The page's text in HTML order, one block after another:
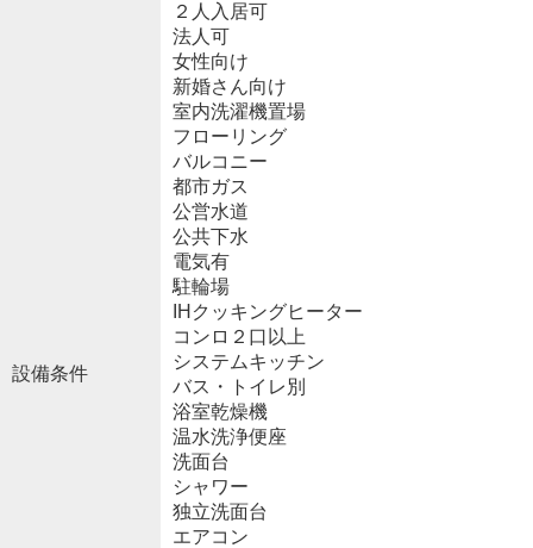
設備条件
２人入居可
法人可
女性向け
新婚さん向け
室内洗濯機置場
フローリング
バルコニー
都市ガス
公営水道
公共下水
電気有
駐輪場
IHクッキングヒーター
コンロ２口以上
システムキッチン
バス・トイレ別
浴室乾燥機
温水洗浄便座
洗面台
シャワー
独立洗面台
エアコン